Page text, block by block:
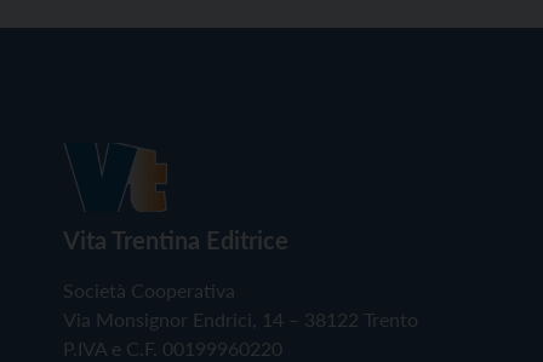
Vita Trentina Editrice
Società Cooperativa
Via Monsignor Endrici, 14 – 38122 Trento
P.IVA e C.F. 00199960220